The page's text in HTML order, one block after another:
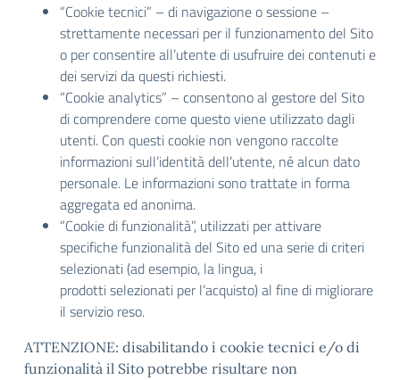
“Cookie tecnici” – di navigazione o sessione –
strettamente necessari per il funzionamento del Sito
o per consentire all’utente di usufruire dei contenuti e
dei servizi da questi richiesti.
“Cookie analytics” – consentono al gestore del Sito
di comprendere come questo viene utilizzato dagli
utenti. Con questi cookie non vengono raccolte
informazioni sull’identità dell’utente, né alcun dato
personale. Le informazioni sono trattate in forma
aggregata ed anonima.
“Cookie di funzionalità”, utilizzati per attivare
specifiche funzionalità del Sito ed una serie di criteri
selezionati (ad esempio, la lingua, i
prodotti selezionati per l’acquisto) al fine di migliorare
il servizio reso.
ATTENZIONE: disabilitando i cookie tecnici e/o di
funzionalità il Sito potrebbe risultare non